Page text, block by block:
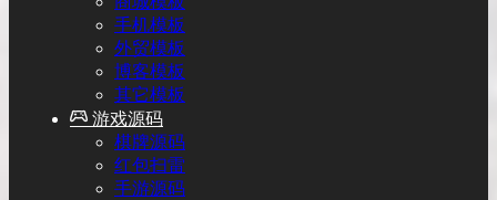
手机模板
外贸模板
博客模板
其它模板
游戏源码
棋牌源码
红包扫雷
手游源码